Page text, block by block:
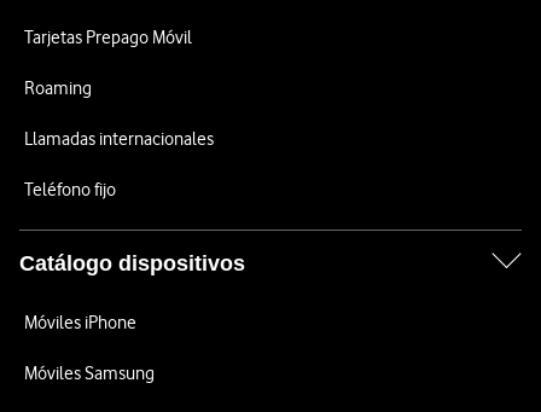
Tarjetas Prepago Móvil
Roaming
Llamadas internacionales
Teléfono fijo
Catálogo dispositivos
Móviles iPhone
Móviles Samsung